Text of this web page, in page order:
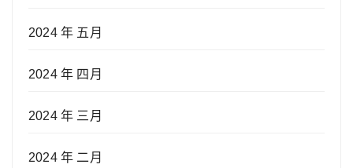
2024 年 五月
2024 年 四月
2024 年 三月
2024 年 二月